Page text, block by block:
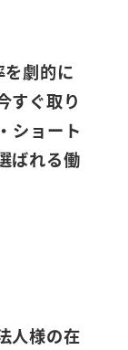
劇的に
すぐ取り
ショート
ばれる働
人様の在